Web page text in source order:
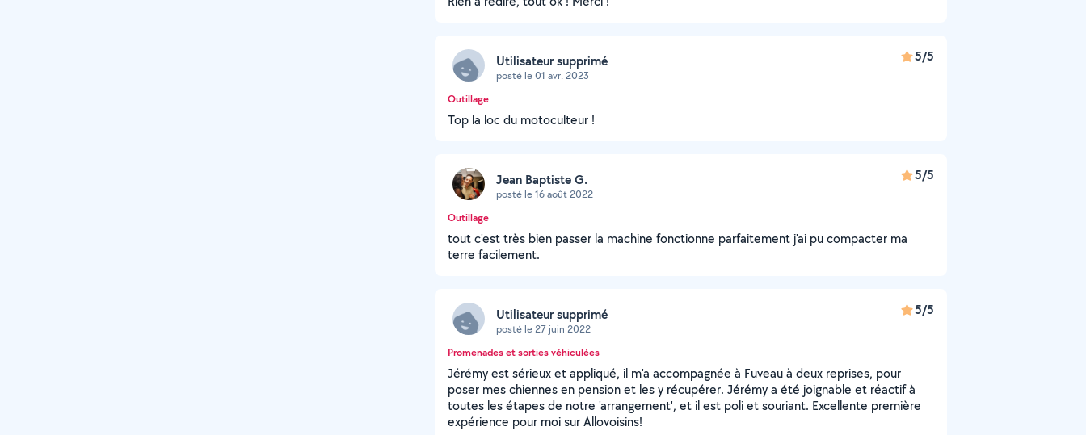
Utilisateur supprimé
posté le 01 avr. 2023
5/5
Outillage
Top la loc du motoculteur !
Jean Baptiste G.
posté le 16 août 2022
5/5
Outillage
tout c'est très bien passer la machine fonctionne parfaitement j'ai pu compacter ma
terre facilement.
Utilisateur supprimé
posté le 27 juin 2022
5/5
Promenades et sorties véhiculées
Jérémy est sérieux et appliqué, il m'a accompagnée à Fuveau à deux reprises, pour
poser mes chiennes en pension et les y récupérer. Jérémy a été joignable et réactif à
toutes les étapes de notre 'arrangement', et il est poli et souriant. Excellente première
expérience pour moi sur Allovoisins!